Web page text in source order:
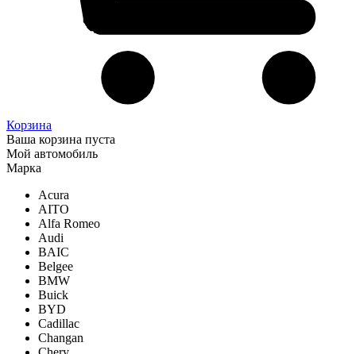
Корзина
Ваша корзина пуста
Мой автомобиль
Марка
Acura
AITO
Alfa Romeo
Audi
BAIC
Belgee
BMW
Buick
BYD
Cadillac
Changan